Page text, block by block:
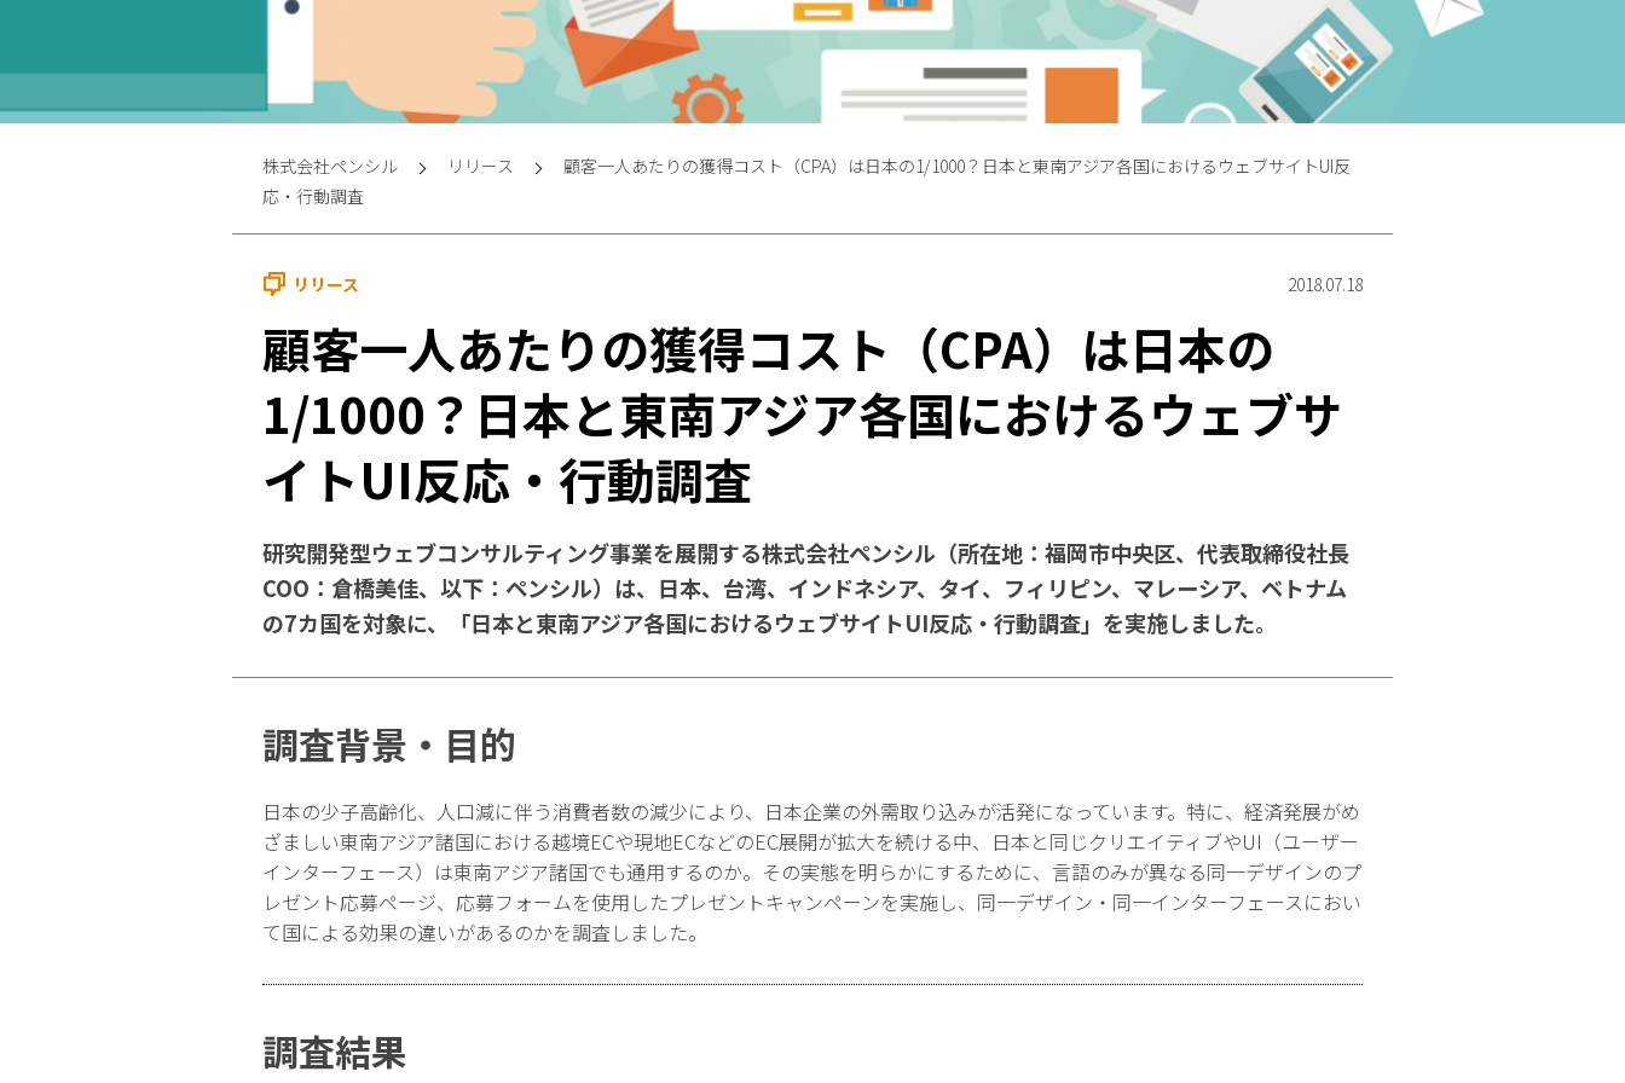
株式会社ペンシル リリース
顧客一人あたりの獲得コスト（CPA）は日本の1/1000？日本と東南アジア各国におけるウェブサイトUI反
応・行動調査
リリース 2018.07.18
顧客一人あたりの獲得コスト（CPA）は日本の
1/1000？日本と東南アジア各国におけるウェブサ
イトUI反応・行動調査
研究開発型ウェブコンサルティング事業を展開する株式会社ペンシル（所在地：福岡市中央区、代表取締役社長
COO：倉橋美佳、以下：ペンシル）は、日本、台湾、インドネシア、タイ、フィリピン、マレーシア、ベトナム
の7カ国を対象に、「日本と東南アジア各国におけるウェブサイトUI反応・行動調査」を実施しました。
調査背景・目的
日本の少子高齢化、人口減に伴う消費者数の減少により、日本企業の外需取り込みが活発になっています。特に、経済発展がめ
ざましい東南アジア諸国における越境ECや現地ECなどのEC展開が拡大を続ける中、日本と同じクリエイティブやUI（ユーザー
インターフェース）は東南アジア諸国でも通用するのか。その実態を明らかにするために、言語のみが異なる同一デザインのプ
レゼント応募ページ、応募フォームを使用したプレゼントキャンペーンを実施し、同一デザイン・同一インターフェースにおい
て国による効果の違いがあるのかを調査しました。
調査結果